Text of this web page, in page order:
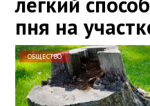
пня на
ОБЩЕСТВО